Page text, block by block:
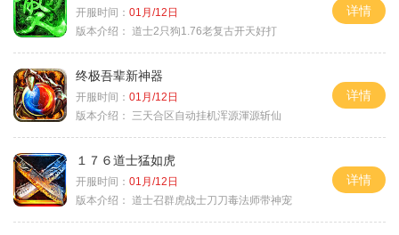
开服时间： 01月/12日
版本介绍： 道士2只狗1.76老复古开天好打
详情
终极吾辈新神器
开服时间： 01月/12日
版本介绍：
三天合区自动挂机浑源渾源斩仙
详情
１７６道士猛如虎
开服时间： 01月/12日
版本介绍： 道士召群虎战士刀刀毒法师带神宠
详情